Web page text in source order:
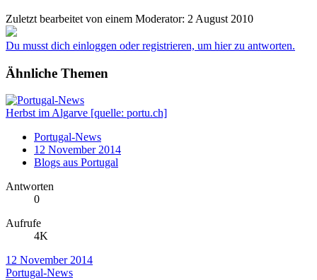
Zuletzt bearbeitet von einem Moderator: 2 August 2010
Du musst dich einloggen oder registrieren, um hier zu antworten.
Ähnliche Themen
Herbst im Algarve [quelle: portu.ch]
Portugal-News
12 November 2014
Blogs aus Portugal
Antworten
0
Aufrufe
4K
12 November 2014
Portugal-News